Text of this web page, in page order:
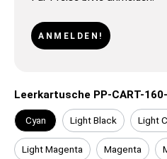
ANMELDEN!
Leerkartusche PP-CART-160-
Cyan Light Black Light
Light Magenta Magenta